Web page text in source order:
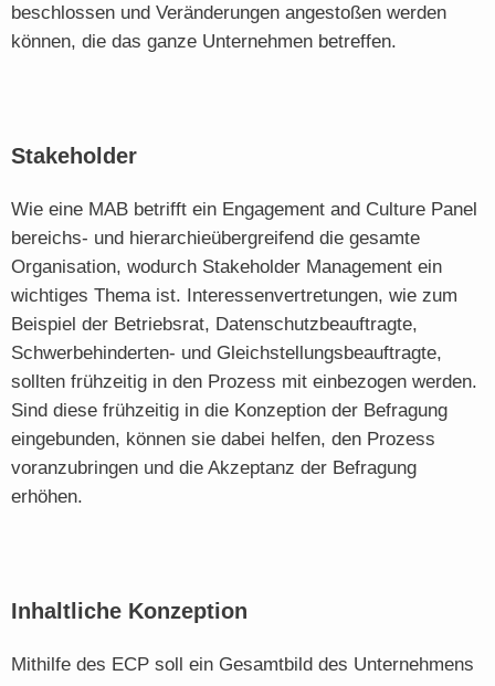
beschlossen und Veränderungen angestoßen werden
können, die das ganze Unternehmen betreffen.
Stakeholder
Wie eine MAB betrifft ein Engagement and Culture Panel
bereichs- und hierarchieübergreifend die gesamte
Organisation, wodurch Stakeholder Management ein
wichtiges Thema ist. Interessenvertretungen, wie zum
Beispiel der Betriebsrat, Datenschutzbeauftragte,
Schwerbehinderten- und Gleichstellungsbeauftragte,
sollten frühzeitig in den Prozess mit einbezogen werden.
Sind diese frühzeitig in die Konzeption der Befragung
eingebunden, können sie dabei helfen, den Prozess
voranzubringen und die Akzeptanz der Befragung
erhöhen.
Inhaltliche Konzeption
Mithilfe des ECP soll ein Gesamtbild des Unternehmens